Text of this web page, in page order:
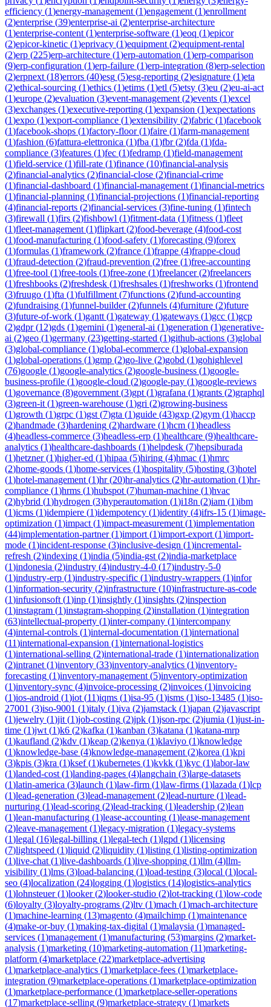
efficiency (1)energy-management (1)engagement (1)enrollment
(2)enterprise (39)enterprise-ai (2)enterprise-architecture
(1)enterprise-content (1)enterprise-software (1)eoq (1)epicor
(2)epicor-kinetic (1)eprivacy (1)equipment (2)equipment-rental
(2)erp (225)erp-architecture (1)erp-automation (1)erp-comparison
(9)erp-configuration (1)erp-failure (1)erp-integration (8)erp-selection
(2)erpnext (18)errors (40)esg (5)esg-reporting (2)esignature (1)eta
(2)ethical-sourcing (1)ethics (1)etims (1)etl (5)etsy (3)eu (2)eu-ai-act
(1)europe (2)evaluation (3)event-management (2)events (1)excel
(3)exchanges (1)executive-reporting (1)expansion (1)expectations
(1)expo (1)export-compliance (1)extensibility (2)fabric (1)facebook
(1)facebook-shops (1)factory-floor(1)faire (1)farm-management
(1)fashion (6)fattura-elettronica (1)fba (1)fbr(2)fda (1)fda-
compliance (3)features (1)fec (1)fedramp (1)field-management
(1)field-service (1)fill-rate (1)finance (10)financial-analysis
(2)financial-analytics (2)financial-close (2)financial-crime
(1)financial-dashboard (1)financial-management (1)financial-metrics
(1)financial-planning (1)financial-projections (1)financial-reporting
(4)financial-reports (2)financial-services (3)fine-tuning (1)fintech
(3)firewall (1)firs (2)fishbowl (1)fitment-data (1)fitness (1)fleet
(1)fleet-management (1)flipkart (2)food-beverage (4)food-cost
(1)food-manufacturing (1)food-safety (1)forecasting (9)forex
(1)formulas (1)framework (2)france (1)frappe (4)frappe-cloud
(1)fraud-detection (2)fraud-prevention (2)free (1)free-accounting
(1)free-tool (1)free-tools (1)free-zone (1)freelancer(2)freelancers
(1)freshbooks (2)freshdesk (1)freshsales (1)freshworks (1)frontend
(3)fruugo (1)fta (1)fulfillment (7)functions (2)fund-accounting
(2)fundraising (1)funnel-builder(2)funnels (4)furniture (2)future
(3)future-of-work (1)gantt (1)gateway (1)gateways (1)gcc (1)gcp
(2)gdpr(12)gds (1)gemini (1)general-ai (1)generation (1)generative-
ai (2)geo (1)germany (23)getting-started (1)github-actions (3)global
(3)global-compliance (1)global-ecommerce (1)global-expansion
(1)global-operations (1)gmp (2)go-live (2)gobd (1)gohighlevel
(76)google (1)google-analytics (2)google-business (1)google-
business-profile (1)google-cloud (2)google-pay (1)google-reviews
(1)governance (8)government (3)gpt (1)grafana (1)grants (2)graphql
(3)green-it (1)green-warehouse (1)gri (2)growing-business
(1)growth (1)grpc (1)gst (7)gta (1)guide (43)gxp (2)gym (1)haccp
(2)handmade (3)hardening (2)hardware (1)hcm (1)headless
(4)headless-commerce (3)headless-erp (1)healthcare (9)healthcare-
analytics (1)healthcare-dashboards (1)helpdesk (7)hepsiburada
(1)hetzner(1)higher-ed (1)hipaa (5)hiring (4)hmac (1)hmrc
(2)home-goods (1)home-services (1)hospitality (5)hosting (3)hotel
(1)hotel-management (1)hr(20)hr-analytics (2)hr-automation (1)hr-
compliance (1)hrms (1)hubspot (7)human-machine (1)hvac
(2)hybrid (1)hydrogen (3)hyperautomation (1)i18n (2)iam (1)ibm
(1)icms (1)idempiere (1)idempotency (1)identity (4)ifrs-15 (1)image-
optimization (1)impact (1)impact-measurement (1)implementation
(44)implementation-partner(1)import (1)import-export (1)import-
mode (1)incident-response (3)inclusive-design (1)incremental-
refresh (2)indexing (1)india (5)india-gst (2)india-marketplace
(1)indonesia (2)industry (4)industry-4-0 (17)industry-5-0
(1)industry-erp (1)industry-specific (1)industry-wrappers (1)infor
(1)information-security (2)infrastructure (10)infrastructure-as-code
(1)infusionsoft (1)inp (1)insightly (1)insights (2)inspection
(1)instagram (1)instagram-shopping (2)installation (1)integration
(63)intellectual-property (1)inter-company (1)intercompany
(4)internal-controls (1)internal-documentation (1)international
(11)international-expansion (1)international-logistics
(1)international-selling (2)international-trade (1)internationalization
(2)intranet (1)inventory (33)inventory-analytics (1)inventory-
forecasting (1)inventory-management (5)inventory-optimization
(1)inventory-sync (4)invoice-processing (2)invoices (1)invoicing
(1)ios-android (1)iot (11)iqms (1)isa-95 (1)isms (1)iso-13485 (1)iso-
27001 (3)iso-9001 (1)italy (1)iva (2)jamstack (1)japan (2)javascript
(1)jewelry (1)jit (1)job-costing (2)jpk (1)json-rpc (2)jumia (1)just-in-
time (1)jwt (1)k6 (2)kafka (1)kanban (3)katana (1)katana-mrp
(1)kaufland (2)kdv (1)keap (2)kenya (1)klaviyo (1)knowledge
(1)knowledge-base (4)knowledge-management (2)korea (1)kpi
(3)kpis (3)kra (1)ksef(1)kubernetes (1)kvkk (1)kyc (1)labor-law
(1)landed-cost (1)landing-pages (4)langchain (3)large-datasets
(1)latin-america (3)launch (1)law-firm (1)law-firms (1)lazada (1)lcp
(1)lead-generation (3)lead-management (2)lead-nurture (1)lead-
nurturing (1)lead-scoring (2)lead-tracking (1)leadership (2)lean
(1)lean-manufacturing (1)lease-accounting (1)lease-management
(2)leave-management (1)legacy-migration (1)legacy-systems
(1)legal (16)legal-billing (1)legal-tech (1)lgpd (1)licensing
(7)lightspeed (1)liquid (2)liquidity (1)listing (1)listing-optimization
(1)live-chat (1)live-dashboards (1)live-shopping (1)llm (4)llm-
visibility (1)lms (3)load-balancing (1)load-testing (3)local (1)local-
seo (4)localization (24)logging (1)logistics (14)logistics-analytics
(1)lohnsteuer(1)looker(2)looker-studio (2)lot-tracking (1)low-code
(6)loyalty (3)loyalty-programs (2)ltv (1)mach (1)mach-architecture
(1)machine-learning (13)magento (4)mailchimp (1)maintenance
(4)make-or-buy (1)making-tax-digital (1)malaysia (1)managed-
services (1)management (1)manufacturing (53)margins (2)market-
analysis (1)marketing (10)marketing-automation (11)marketing-
platform (4)marketplace (22)marketplace-advertising
(1)marketplace-analytics (1)marketplace-fees (1)marketplace-
integration (9)marketplace-operations (1)marketplace-optimization
(1)marketplace-performance (1)marketplace-seller-operations
(17)marketplace-selling (9)marketplace-strategy (1)markets